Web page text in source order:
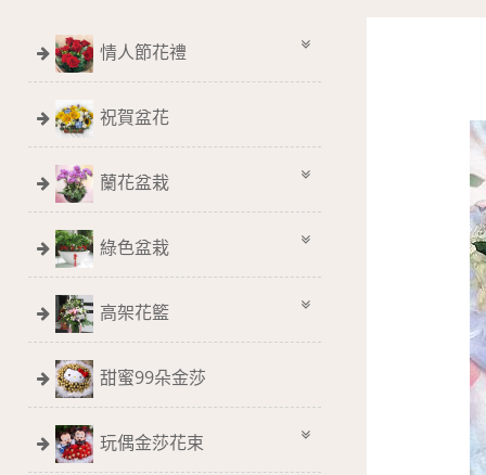
情人節花禮
祝賀盆花
蘭花盆栽
綠色盆栽
高架花籃
甜蜜99朵金莎
玩偶金莎花束